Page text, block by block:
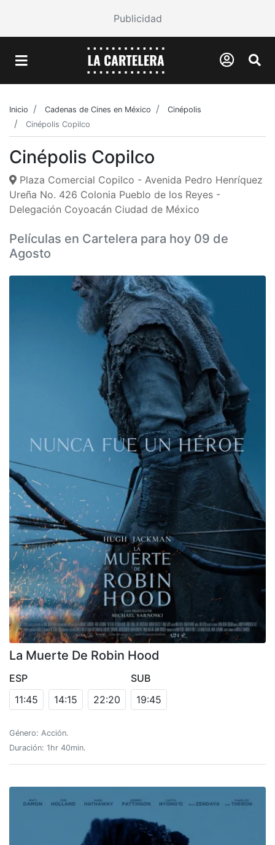
Publicidad
Inicio Cadenas de Cines en México
Cinépolis
Cinépolis Copilco
Cinépolis Copilco
Plaza Comercial Copilco - Avenida Pedro Henríquez
Ureña No. 426 Colonia Pueblo de los Reyes -
Delegación Coyoacán Ciudad de México
Películas en Cartelera para hoy 09 de
Agosto
La Muerte De Robin Hood
ESP
11:45
14:15 22:20
SUB
19:45
Género: Acción.
Duración: 1hr 40min.